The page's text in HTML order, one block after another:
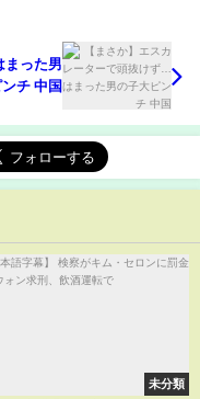
まった男
の子大ピンチ 中国
未分類